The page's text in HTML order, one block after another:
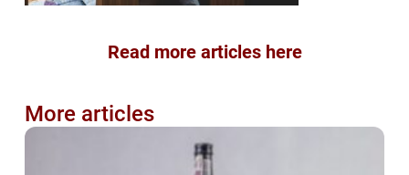
Read more articles here
More articles